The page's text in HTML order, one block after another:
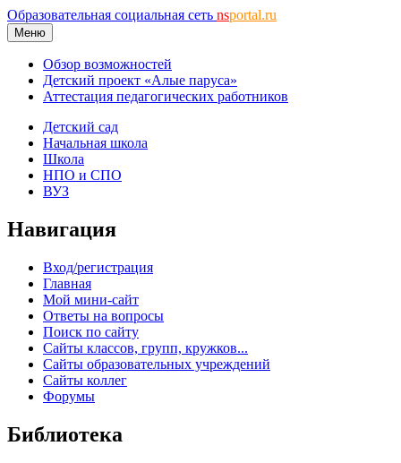
Образовательная социальная сеть nsportal.ru
Меню
Обзор возможностей
Детский проект «Алые паруса»
Аттестация педагогических работников
Детский сад
Начальная школа
Школа
НПО и СПО
ВУЗ
Навигация
Вход/регистрация
Главная
Мой мини-сайт
Ответы на вопросы
Поиск по сайту
Сайты классов, групп, кружков...
Сайты образовательных учреждений
Сайты коллег
Форумы
Библиотека